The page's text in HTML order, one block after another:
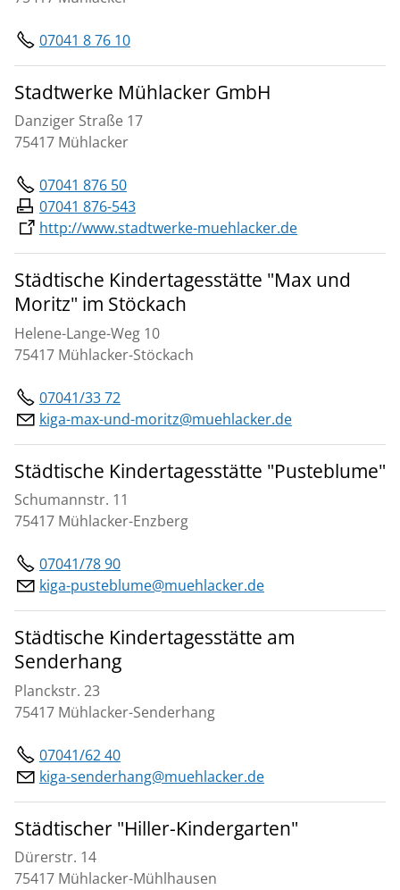
07041 8 76 10
Stadtwerke Mühlacker GmbH
Danziger Straße 17
75417 Mühlacker
07041 876 50
07041 876-543
http://www.stadtwerke-muehlacker.de
Städtische Kindertagesstätte "Max und
Moritz" im Stöckach
Helene-Lange-Weg 10
75417 Mühlacker-Stöckach
07041/33 72
kiga-max-und-moritz@muehlacker.de
Städtische Kindertagesstätte "Pusteblume"
Schumannstr. 11
75417 Mühlacker-Enzberg
07041/78 90
kiga-pusteblume@muehlacker.de
Städtische Kindertagesstätte am
Senderhang
Planckstr. 23
75417 Mühlacker-Senderhang
07041/62 40
kiga-senderhang@muehlacker.de
Städtischer "Hiller-Kindergarten"
Dürerstr. 14
75417 Mühlacker-Mühlhausen